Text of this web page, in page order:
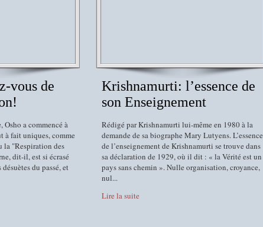
vous de
Osho a commencé à
à fait uniques, comme
"Respiration des
dit-il, est si écrasé
du passé, et
Krishnamurti: l’essence de
son Enseignement
Rédigé par Krishnamurti lui-même en 1980 à la
demande de sa biographe Mary Lutyens. L’essence
de l’enseignement de Krishnamurti se trouve dans
sa déclaration de 1929, où il dit : « la Vérité est un
pays sans chemin ». Nulle organisation, croyance,
nul...
Lire la suite